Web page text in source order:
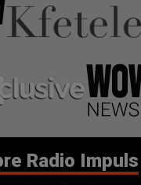
Radio Impuls